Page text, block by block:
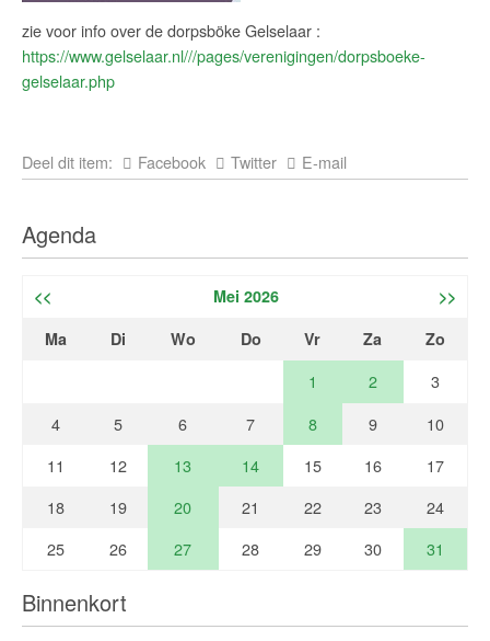
zie voor info over de dorpsböke Gelselaar :
https://www.gelselaar.nl///pages/verenigingen/dorpsboeke-
gelselaar.php
Deel dit item: Facebook Twitter E-mail
Agenda
<< Mei 2026
>>
Ma
Di Wo Do Vr Za Zo
1 2
3
4
5 6 7 8 9
10
11
12 13 14 15 16
17
18
19 20 21 22 23
24
25
26 27 28 29 30 31
Binnenkort